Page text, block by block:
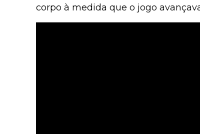
corpo à medida que o jogo